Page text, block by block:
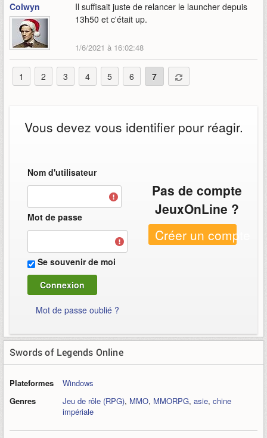
Colwyn
Il suffisait juste de relancer le launcher depuis
13h50 et c'était up.
1/6/2021 à 16:02:48
1 2 3 4 5 6 7
Vous devez vous identifier pour réagir.
Nom d'utilisateur
Mot de passe
Se souvenir de moi
Mot de passe oublié ?
Pas de compte
JeuxOnLine ?
Créer un compte
Swords of Legends Online
Plateformes
Windows
Genres
Jeu de rôle (RPG), MMO, MMORPG, asie, chine
impériale